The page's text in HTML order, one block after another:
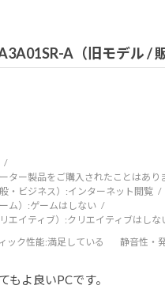
A（旧モデル /
ター製品をご購入されたことはあり
・ビジネス）:インターネット閲覧
ム）:ゲームはしない
エイティブ）:クリエイティブはしな
ック性能:満足している 静音性・
もよ良いPCです。